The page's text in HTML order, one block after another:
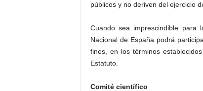
públicos y no deriven del ejercicio
Cuando sea imprescindible para
Nacional de España podrá
fines, en los términos
Estatuto.
Comité científico